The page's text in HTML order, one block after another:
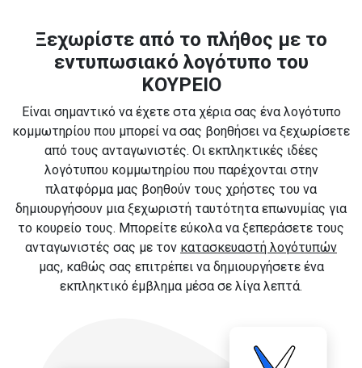
Ξεχωρίστε από το πλήθος με το
εντυπωσιακό λογότυπο του
ΚΟΥΡΕΙΟ
Είναι σημαντικό να έχετε στα χέρια σας ένα λογότυπο
κομμωτηρίου που μπορεί να σας βοηθήσει να ξεχωρίσετε
από τους ανταγωνιστές. Οι εκπληκτικές ιδέες
λογότυπου κομμωτηρίου που παρέχονται στην
πλατφόρμα μας βοηθούν τους χρήστες του να
δημιουργήσουν μια ξεχωριστή ταυτότητα επωνυμίας για
το κουρείο τους. Μπορείτε εύκολα να ξεπεράσετε τους
ανταγωνιστές σας με τον κατασκευαστή λογότυπών
μας, καθώς σας επιτρέπει να δημιουργήσετε ένα
εκπληκτικό έμβλημα μέσα σε λίγα λεπτά.